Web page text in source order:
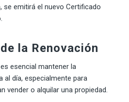
se emitirá el nuevo Certificado
la Renovación
esencial mantener la
al día, especialmente para
vender o alquilar una propiedad.